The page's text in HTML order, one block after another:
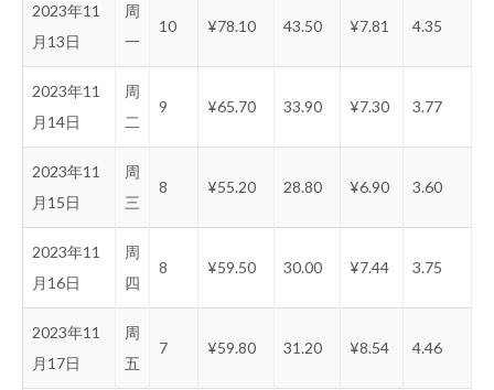
2023年11
月13日
周
一
10 ¥78.10 43.50 ¥7.81 4.35
2023年11
月14日
周
二
9 ¥65.70 33.90 ¥7.30 3.77
2023年11
月15日
周
三
8 ¥55.20 28.80 ¥6.90 3.60
2023年11
月16日
周
四
8 ¥59.50 30.00 ¥7.44 3.75
2023年11
月17日
周
五
7 ¥59.80 31.20 ¥8.54 4.46